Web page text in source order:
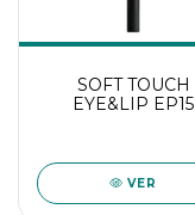
SOFT TOUCH
EYE&LIP EP15
VER